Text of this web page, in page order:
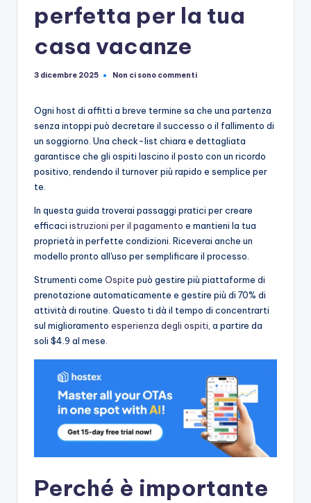
perfetta per la tua
casa vacanze
3 dicembre 2025 Non ci sono commenti
Ogni host di affitti a breve termine sa che una partenza
senza intoppi può decretare il successo o il fallimento di
un soggiorno. Una check-list chiara e dettagliata
garantisce che gli ospiti lascino il posto con un ricordo
positivo, rendendo il turnover più rapido e semplice per
te.
In questa guida troverai passaggi pratici per creare
efficaci istruzioni per il pagamento e mantieni la tua
proprietà in perfette condizioni. Riceverai anche un
modello pronto all'uso per semplificare il processo.
Strumenti come Ospite può gestire più piattaforme di
prenotazione automaticamente e gestire più di 70% di
attività di routine. Questo ti dà il tempo di concentrarti
sul miglioramento esperienza degli ospiti , a partire da
soli $4.9 al mese.
Perché è importante